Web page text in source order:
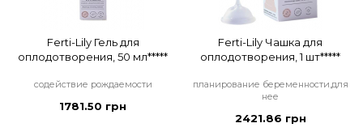
Ferti-Lily Гель для
оплодотворения, 50 мл*****
содействие рождаемости
1781.50 грн
Ferti-Lily Чашка для
оплодотворения, 1 шт*****
планирование беременности,для
нее
2421.86 грн